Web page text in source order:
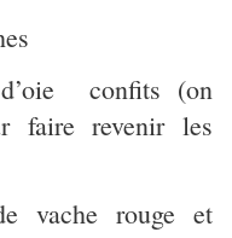
confits (on
faire revenir les
vache rouge et